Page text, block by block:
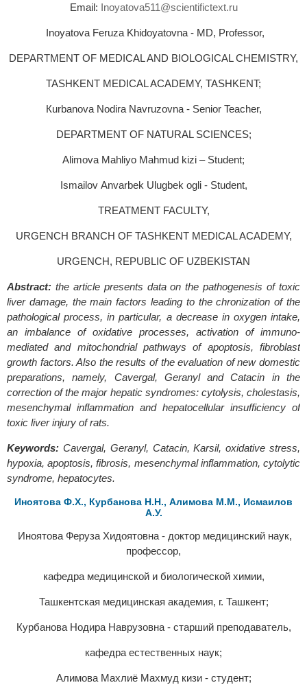
Email: Inoyatova511@scientifictext.ru
Inoyatova Feruza Khidoyatovna - MD, Professor,
DEPARTMENT OF MEDICAL AND BIOLOGICAL CHEMISTRY,
TASHKENT MEDICAL ACADEMY, TASHKENT;
Кurbanova Nodira Navruzovna - Senior Teacher,
DEPARTMENT OF NATURAL SCIENCES;
Аlimova Маhliyo Маhmud kizi – Student;
Ismailov Аnvarbek Ulugbek ogli - Student,
TREATMENT FACULTY,
URGENCH BRANCH OF TASHKENT MEDICAL ACADEMY,
URGENCH, REPUBLIC OF UZBEKISTAN
Abstract: the article presents data on the pathogenesis of toxic
liver damage, the main factors leading to the chronization of the
pathological process, in particular, a decrease in oxygen intake,
an imbalance of oxidative processes, activation of immuno-
mediated and mitochondrial pathways of apoptosis, fibroblast
growth factors. Also the results of the evaluation of new domestic
preparations, namely, Cavergal, Geranyl and Catacin in the
correction of the major hepatic syndromes: cytolysis, cholestasis,
mesenchymal inflammation and hepatocellular insufficiency of
toxic liver injury of rats.
Keywords: Cavergal, Geranyl, Catacin, Karsil, oxidative stress,
hypoxia, apoptosis, fibrosis, mesenchymal inflammation, cytolytic
syndrome, hepatocytes.
Иноятова Ф.Х., Курбанова Н.Н., Алимова М.М., Исмаилов
А.У.
Иноятова Феруза Хидоятовна - доктор медицинский наук,
профессор,
кафедра медицинской и биологической химии,
Ташкентская медицинская академия, г. Ташкент;
Курбанова Нодира Наврузовна - старший преподаватель,
кафедра естественных наук;
Алимова Махлиё Махмуд кизи - студент;